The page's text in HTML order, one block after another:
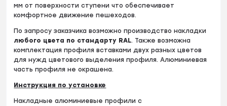
мм от поверхности ступени что обеспечивает
комфортное движение пешеходов.
По запросу заказчика возможно производство накладки
любого цвета по стандарту RAL. Также возможна
комплектация профиля вставками двух разных цветов
для нужд цветового выделения профиля. Алюминиевая
часть профиля не окрашена.
Инструкция по установке
Накладные алюминиевые профили с